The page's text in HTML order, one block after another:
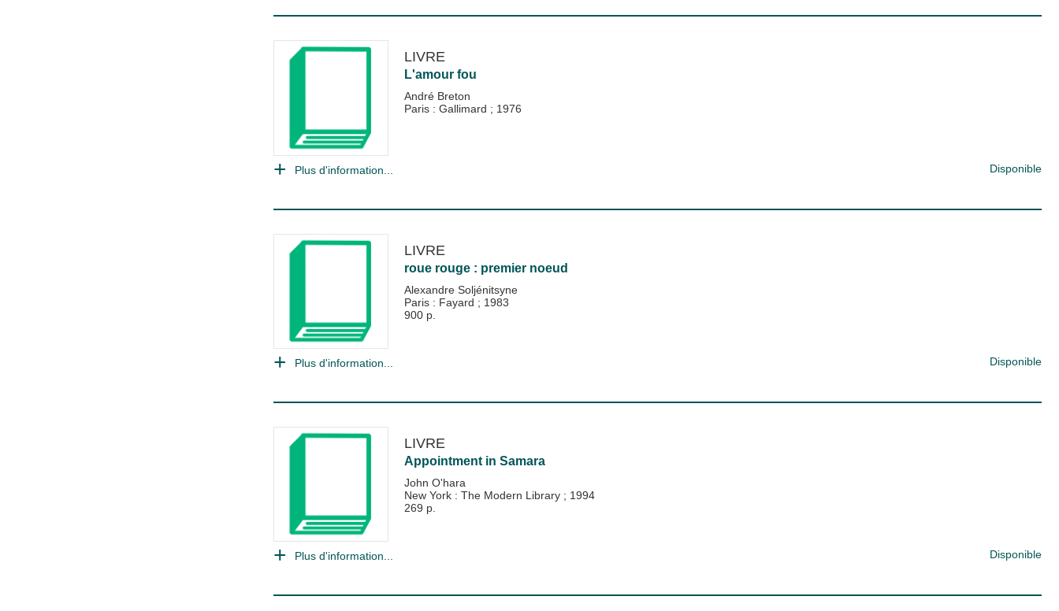
LIVRE
L'amour fou
André Breton
Paris : Gallimard ; 1976
Plus d'information... Disponible
LIVRE
roue rouge : premier noeud
Alexandre Soljénitsyne
Paris : Fayard ; 1983
900 p.
Plus d'information... Disponible
LIVRE
Appointment in Samara
John O'hara
New York : The Modern Library ; 1994
269 p.
Plus d'information... Disponible